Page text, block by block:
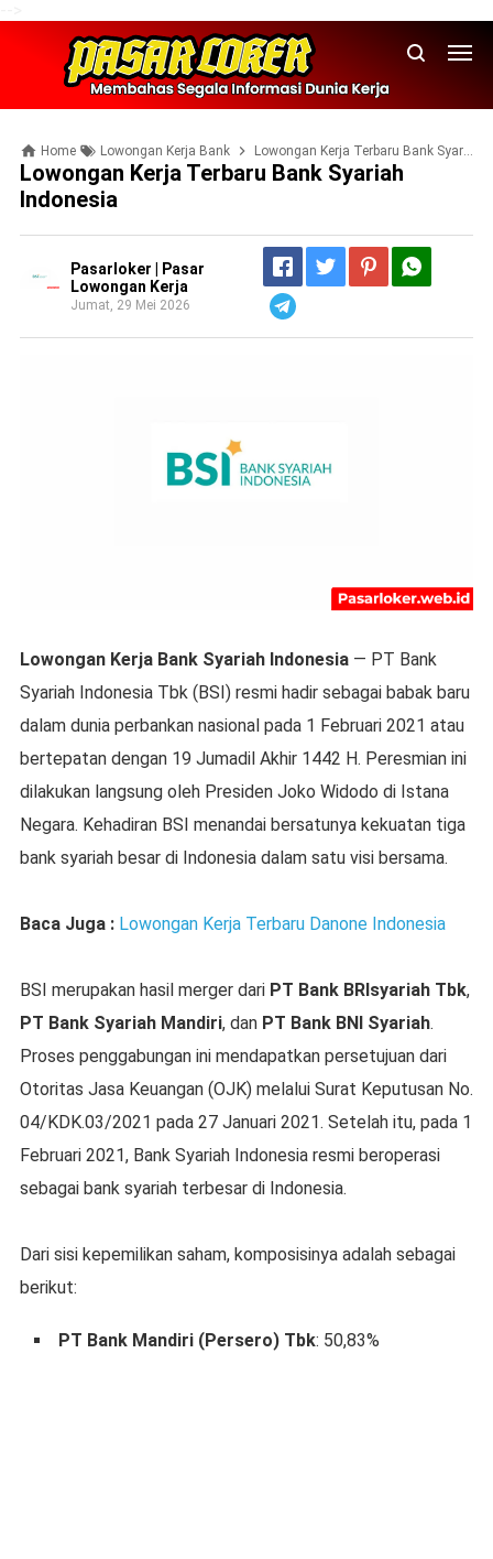
Home Lowongan Kerja Bank Lowongan Kerja Terbaru Bank Syariah Indonesia
Lowongan Kerja Terbaru Bank Syariah
Indonesia
Pasarloker | Pasar
Lowongan Kerja
Jumat, 29 Mei 2026
Lowongan Kerja Bank Syariah Indonesia — PT Bank
Syariah Indonesia Tbk (BSI) resmi hadir sebagai babak baru
dalam dunia perbankan nasional pada 1 Februari 2021 atau
bertepatan dengan 19 Jumadil Akhir 1442 H. Peresmian ini
dilakukan langsung oleh Presiden Joko Widodo di Istana
Negara. Kehadiran BSI menandai bersatunya kekuatan tiga
bank syariah besar di Indonesia dalam satu visi bersama.
Baca Juga : Lowongan Kerja Terbaru Danone Indonesia
BSI merupakan hasil merger dari PT Bank BRIsyariah Tbk,
PT Bank Syariah Mandiri, dan PT Bank BNI Syariah.
Proses penggabungan ini mendapatkan persetujuan dari
Otoritas Jasa Keuangan (OJK) melalui Surat Keputusan No.
04/KDK.03/2021 pada 27 Januari 2021. Setelah itu, pada 1
Februari 2021, Bank Syariah Indonesia resmi beroperasi
sebagai bank syariah terbesar di Indonesia.
Dari sisi kepemilikan saham, komposisinya adalah sebagai
berikut:
PT Bank Mandiri (Persero) Tbk: 50,83%